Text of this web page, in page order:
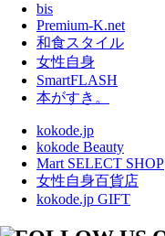
bis
Premium-K.net
和食スタイル
女性自身
SmartFLASH
本がすき。
kokode.jp
kokode Beauty
Mart SELECT SHOP
女性自身百貨店
kokode.jp GIFT